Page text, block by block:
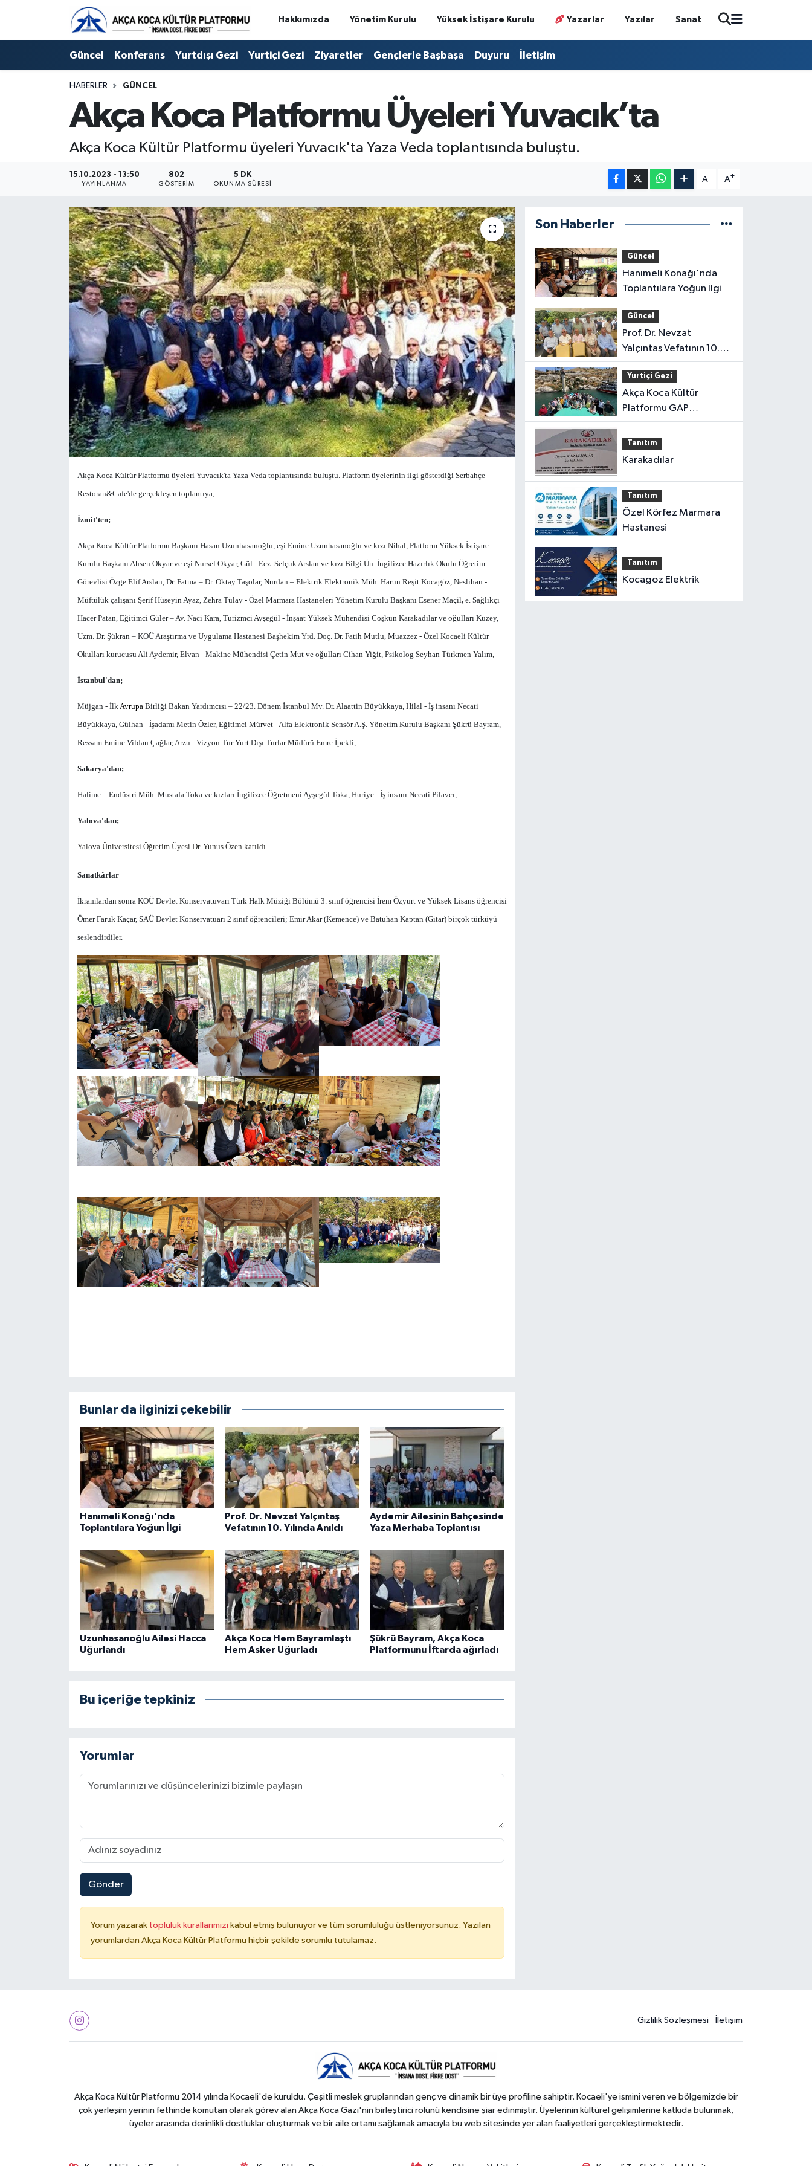
Hakkımızda Yönetim Kurulu Yüksek İstişare Kurulu Yazarlar Yazılar Sanat
Güncel Konferans Yurtdışı Gezi Yurtiçi Gezi Ziyaretler Gençlerle Başbaşa Duyuru İletişim
HABERLER GÜNCEL
Akça Koca Platformu Üyeleri Yuvacık’ta
Akça Koca Kültür Platformu üyeleri Yuvacık'ta Yaza Veda toplantısında buluştu.
15.10.2023 - 13:50
YAYINLANMA
802
GÖSTERIM
5 DK
OKUNMA SÜRESI
A- A+
Akça Koca Kültür Platformu üyeleri Yuvacık'ta Yaza Veda toplantısında buluştu. Platform üyelerinin ilgi gösterdiği Serbahçe
Restoran&Cafe'de gerçekleşen toplantıya;
İzmit'ten;
Akça Koca Kültür Platformu Başkanı Hasan Uzunhasanoğlu, eşi Emine Uzunhasanoğlu ve kızı Nihal, Platform Yüksek İstişare
Kurulu Başkanı Ahsen Okyar ve eşi Nursel Okyar, Gül - Ecz. Selçuk Arslan ve kızı Bilgi Ün. İngilizce Hazırlık Okulu Öğretim
Görevlisi Özge Elif Arslan, Dr. Fatma – Dr. Oktay Taşolar, Nurdan – Elektrik Elektronik Müh. Harun Reşit Kocagöz, Neslihan -
Müftülük çalışanı Şerif Hüseyin Ayaz, Zehra Tülay - Özel Marmara Hastaneleri Yönetim Kurulu Başkanı Esener Maçil,e. Sağlıkçı
Hacer Patan, Eğitimci Güler – Av. Naci Kara, Turizmci Ayşegül - İnşaat Yüksek Mühendisi Coşkun Karakadılar ve oğulları Kuzey,
Uzm. Dr. Şükran – KOÜ Araştırma ve Uygulama Hastanesi Başhekim Yrd. Doç. Dr. Fatih Mutlu, Muazzez - Özel Kocaeli Kültür
Okulları kurucusu Ali Aydemir, Elvan - Makine Mühendisi Çetin Mut ve oğulları Cihan Yiğit, Psikolog Seyhan Türkmen Yalım,
İstanbul'dan;
Müjgan - İlk Avrupa Birliği Bakan Yardımcısı – 22/23. Dönem İstanbul Mv. Dr. Alaattin Büyükkaya, Hilal - İş insanı Necati
Büyükkaya, Gülhan - İşadamı Metin Özler, Eğitimci Mürvet - Alfa Elektronik Sensör A.Ş. Yönetim Kurulu Başkanı Şükrü Bayram,
Ressam Emine Vildan Çağlar, Arzu - Vizyon Tur Yurt Dışı Turlar Müdürü Emre İpekli,
Sakarya'dan;
Halime – Endüstri Müh. Mustafa Toka ve kızları İngilizce Öğretmeni Ayşegül Toka, Huriye - İş insanı Necati Pilavcı,
Yalova'dan;
Yalova Üniversitesi Öğretim Üyesi Dr. Yunus Özen katıldı.
Sanatkârlar
İkramlardan sonra KOÜ Devlet Konservatuvarı Türk Halk Müziği Bölümü 3. sınıf öğrencisi İrem Özyurt ve Yüksek Lisans öğrencisi
Ömer Faruk Kaçar, SAÜ Devlet Konservatuarı 2 sınıf öğrencileri; Emir Akar (Kemence) ve Batuhan Kaptan (Gitar) birçok türküyü
seslendirdiler.
Bunlar da ilginizi çekebilir
Hanımeli Konağı'nda
Toplantılara Yoğun İlgi
Prof. Dr. Nevzat Yalçıntaş
Vefatının 10. Yılında Anıldı
Aydemir Ailesinin Bahçesinde
Yaza Merhaba Toplantısı
Uzunhasanoğlu Ailesi Hacca
Uğurlandı
Akça Koca Hem Bayramlaştı
Hem Asker Uğurladı
Şükrü Bayram, Akça Koca
Platformunu İftarda ağırladı
Bu içeriğe tepkiniz
Yorumlar
Gönder
Yorum yazarak topluluk kurallarımızı kabul etmiş bulunuyor ve tüm sorumluluğu üstleniyorsunuz. Yazılan
yorumlardan Akça Koca Kültür Platformu hiçbir şekilde sorumlu tutulamaz.
Son Haberler
Güncel
Hanımeli Konağı'nda
Toplantılara Yoğun İlgi
Güncel
Prof. Dr. Nevzat
Yalçıntaş Vefatının 10.
Yılında Anıldı
Yurtiçi Gezi
Akça Koca Kültür
Platformu GAP
Gezisinden Döndü
Tanıtım
Karakadılar
Tanıtım
Özel Körfez Marmara
Hastanesi
Tanıtım
Kocagoz Elektrik
Gizlilik Sözleşmesi İletişim
Akça Koca Kültür Platformu 2014 yılında Kocaeli'de kuruldu. Çeşitli meslek gruplarından genç ve dinamik bir üye profiline sahiptir. Kocaeli'ye ismini veren ve bölgemizde bir
çok yerleşim yerinin fethinde komutan olarak görev alan Akça Koca Gazi'nin birleştirici rolünü kendisine şiar edinmiştir. Üyelerinin kültürel gelişimlerine katkıda bulunmak,
üyeler arasında derinlikli dostluklar oluşturmak ve bir aile ortamı sağlamak amacıyla bu web sitesinde yer alan faaliyetleri gerçekleştirmektedir.
Yurtdışı Gezi
Ziyaretler
Hakkımızda
Yönetim Kurulu
Yüksek İstişare Kurulu
Kocaeli Namaz Vakitleri
Süper Lig Puan Durumu ve Fikstür
Son Dakika Haberleri
Haber Arşivi